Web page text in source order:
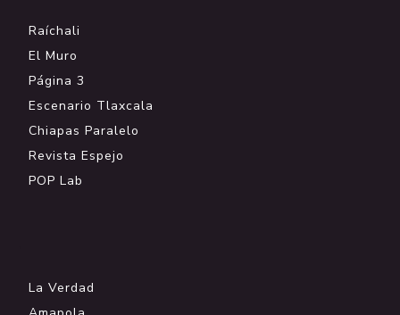
Raíchali
El Muro
Página 3
Escenario Tlaxcala
Chiapas Paralelo
Revista Espejo
POP Lab
La Verdad